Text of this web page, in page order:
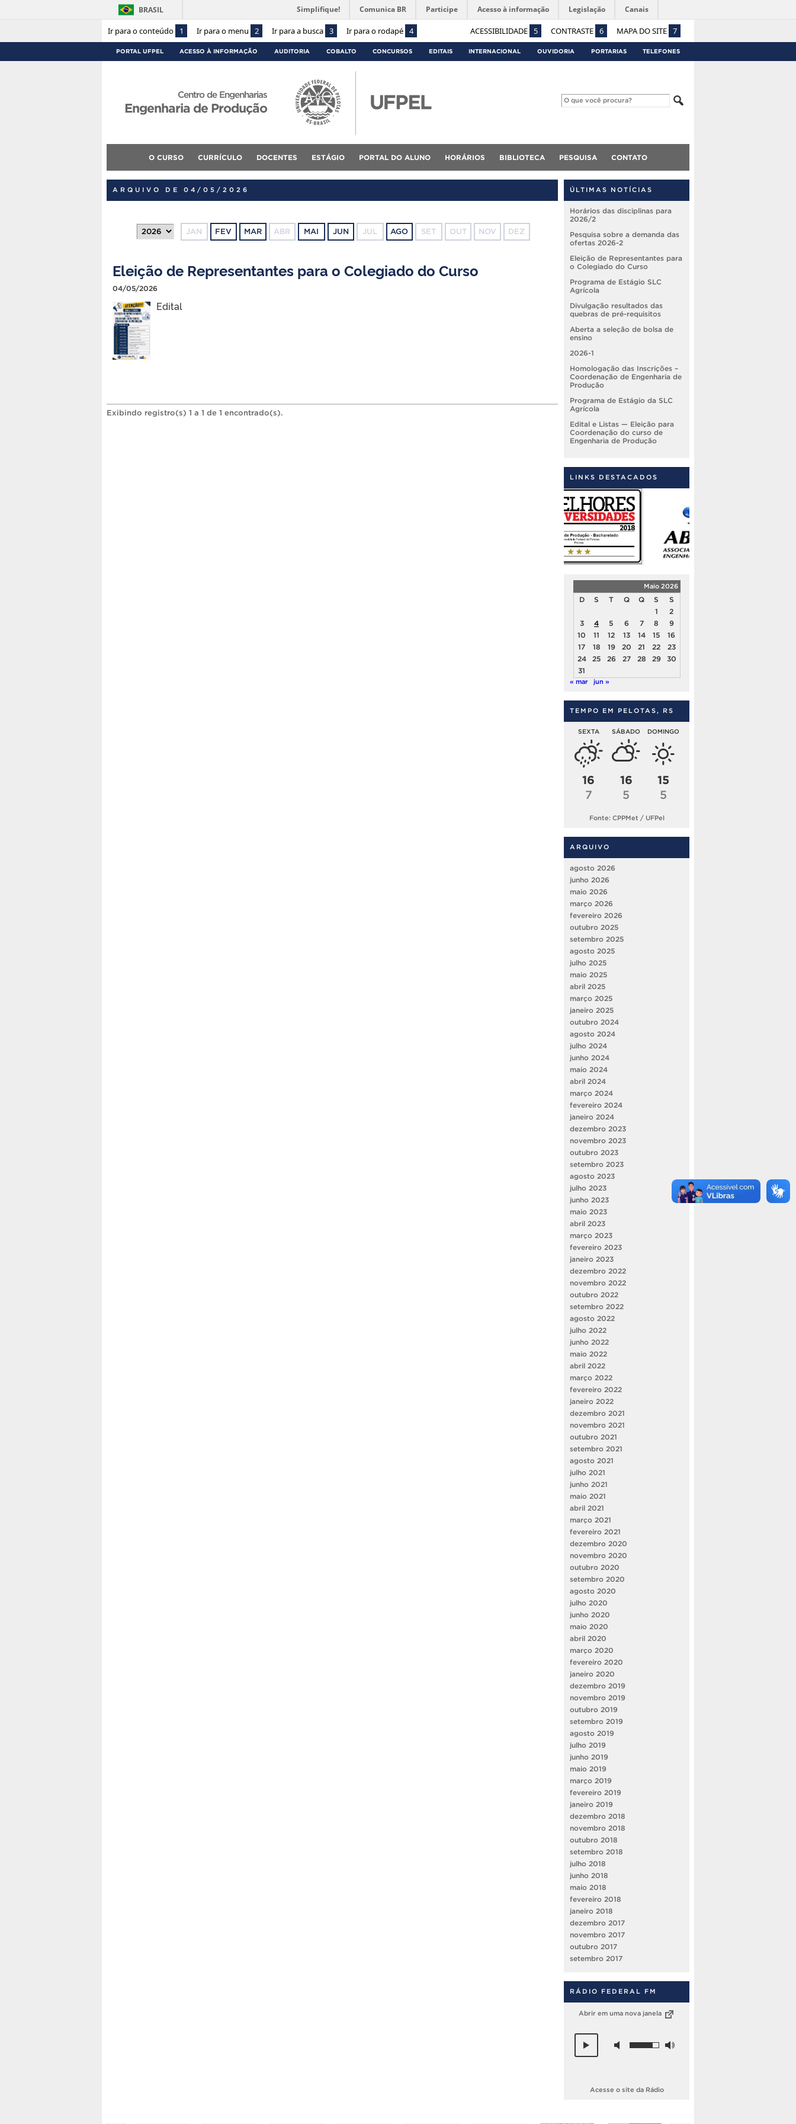
Ir para o conteúdo 1 Ir para o menu 2 Ir para a busca 3 Ir para o rodapé 4 ACESSIBILIDADE 5 CONTRASTE 6 MAPA DO SITE 7
BRASIL Simplifique! Comunica BR Participe Acesso à informação Legislação Canais
PORTAL UFPEL ACESSO À INFORMAÇÃO AUDITORIA COBALTO CONCURSOS EDITAIS INTERNACIONAL OUVIDORIA PORTARIAS TELEFONES
Centro de Engenharias
Engenharia de Produção
O CURSO CURRÍCULO DOCENTES ESTÁGIO PORTAL DO ALUNO HORÁRIOS BIBLIOTECA PESQUISA CONTATO
ARQUIVO DE 04/05/2026
JAN FEV MAR ABR MAI JUN JUL AGO SET OUT NOV DEZ
Eleição de Representantes para o Colegiado do Curso
04/05/2026
Edital
Exibindo registro(s) 1 a 1 de 1 encontrado(s).
ÚLTIMAS NOTÍCIAS
Horários das disciplinas para
2026/2
Pesquisa sobre a demanda das
ofertas 2026-2
Eleição de Representantes para
o Colegiado do Curso
Programa de Estágio SLC
Agrícola
Divulgação resultados das
quebras de pré-requisitos
Aberta a seleção de bolsa de
ensino
2026-1
Homologação das Inscrições –
Coordenação de Engenharia de
Produção
Programa de Estágio da SLC
Agrícola
Edital e Listas — Eleição para
Coordenação do curso de
Engenharia de Produção
LINKS DESTACADOS
Maio 2026
D S T Q Q S
S
1
2
3
4 5 6 7 8
9
10
11 12 13 14 15
16
17
18 19 20 21 22
23
24
25 26 27 28 29
30
31
« mar jun »
TEMPO EM PELOTAS, RS
SEXTA
16
7
SÁBADO
16
5
DOMINGO
15
5
Fonte: CPPMet / UFPel
ARQUIVO
agosto 2026
junho 2026
maio 2026
março 2026
fevereiro 2026
outubro 2025
setembro 2025
agosto 2025
julho 2025
maio 2025
abril 2025
março 2025
janeiro 2025
outubro 2024
agosto 2024
julho 2024
junho 2024
maio 2024
abril 2024
março 2024
fevereiro 2024
janeiro 2024
dezembro 2023
novembro 2023
outubro 2023
setembro 2023
agosto 2023
julho 2023
junho 2023
maio 2023
abril 2023
março 2023
fevereiro 2023
janeiro 2023
dezembro 2022
novembro 2022
outubro 2022
setembro 2022
agosto 2022
julho 2022
junho 2022
maio 2022
abril 2022
março 2022
fevereiro 2022
janeiro 2022
dezembro 2021
novembro 2021
outubro 2021
setembro 2021
agosto 2021
julho 2021
junho 2021
maio 2021
abril 2021
março 2021
fevereiro 2021
dezembro 2020
novembro 2020
outubro 2020
setembro 2020
agosto 2020
julho 2020
junho 2020
maio 2020
abril 2020
março 2020
fevereiro 2020
janeiro 2020
dezembro 2019
novembro 2019
outubro 2019
setembro 2019
agosto 2019
julho 2019
junho 2019
maio 2019
março 2019
fevereiro 2019
janeiro 2019
dezembro 2018
novembro 2018
outubro 2018
setembro 2018
julho 2018
junho 2018
maio 2018
fevereiro 2018
janeiro 2018
dezembro 2017
novembro 2017
outubro 2017
setembro 2017
RÁDIO FEDERAL FM
Abrir em uma nova janela
Acesse o site da Rádio